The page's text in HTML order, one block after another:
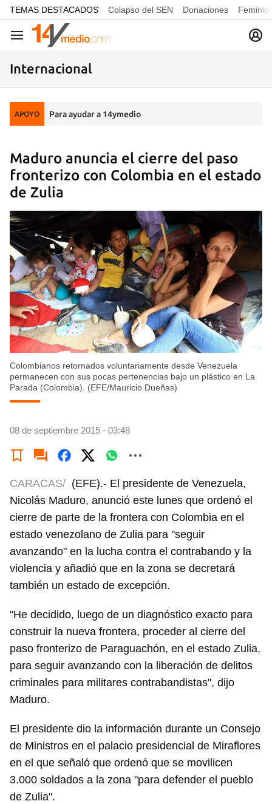
common.go-to-content
TEMAS DESTACADOS Colapso del SEN Donaciones
Navegación
Internacional
APOYO Para ayudar a 14ymedio
Maduro anuncia el cierre del paso
fronterizo con Colombia en el estado
de Zulia
Colombianos retornados voluntariamente desde Venezuela
permanecen con sus pocas pertenencias bajo un plástico en La
Parada (Colombia). (EFE/Mauricio Dueñas)
08 de septiembre 2015 - 03:48
CARACAS/ (EFE).- El presidente de Venezuela,
Nicolás Maduro, anunció este lunes que ordenó el
cierre de parte de la frontera con Colombia en el
estado venezolano de Zulia para "seguir
avanzando" en la lucha contra el contrabando y la
violencia y añadió que en la zona se decretará
también un estado de excepción.
"He decidido, luego de un diagnóstico exacto para
construir la nueva frontera, proceder al cierre del
paso fronterizo de Paraguachón, en el estado Zulia,
para seguir avanzando con la liberación de delitos
criminales para militares contrabandistas", dijo
Maduro.
El presidente dio la información durante un Consejo
de Ministros en el palacio presidencial de Miraflores
en el que señaló que ordenó que se movilicen
3.000 soldados a la zona "para defender el pueblo
de Zulia".